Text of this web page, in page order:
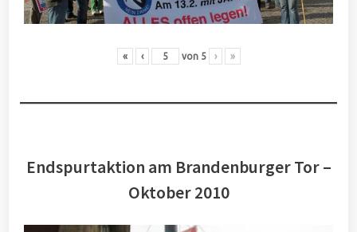
« ‹ von 5 › »
Endspurtaktion am Brandenburger Tor –
Oktober 2010